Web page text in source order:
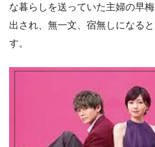
な暮らしを送っていた主婦の早
出され、無一文、宿無しになる
す。